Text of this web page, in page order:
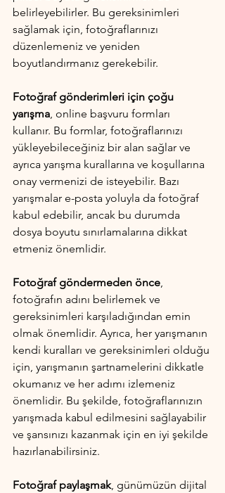
belirleyebilirler. Bu gereksinimleri
sağlamak için, fotoğraflarınızı
düzenlemeniz ve yeniden
boyutlandırmanız gerekebilir.
Fotoğraf gönderimleri için çoğu
yarışma, online başvuru formları
kullanır. Bu formlar, fotoğraflarınızı
yükleyebileceğiniz bir alan sağlar ve
ayrıca yarışma kurallarına ve koşullarına
onay vermenizi de isteyebilir. Bazı
yarışmalar e-posta yoluyla da fotoğraf
kabul edebilir, ancak bu durumda
dosya boyutu sınırlamalarına dikkat
etmeniz önemlidir.
Fotoğraf göndermeden önce,
fotoğrafın adını belirlemek ve
gereksinimleri karşıladığından emin
olmak önemlidir. Ayrıca, her yarışmanın
kendi kuralları ve gereksinimleri olduğu
için, yarışmanın şartnamelerini dikkatle
okumanız ve her adımı izlemeniz
önemlidir. Bu şekilde, fotoğraflarınızın
yarışmada kabul edilmesini sağlayabilir
ve şansınızı kazanmak için en iyi şekilde
hazırlanabilirsiniz.
Fotoğraf paylaşmak, günümüzün dijital